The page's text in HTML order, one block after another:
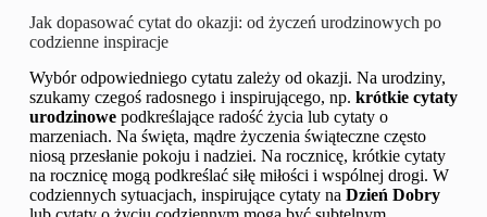
Jak dopasować cytat do okazji: od życzeń urodzinowych po
codzienne inspiracje
Wybór odpowiedniego cytatu zależy od okazji. Na urodziny,
szukamy czegoś radosnego i inspirującego, np. krótkie cytaty
urodzinowepodkreślające radość życia lub cytaty o
marzeniach. Na święta, mądre życzenia świąteczne często
niosą przesłanie pokoju i nadziei. Na rocznicę, krótkie cytaty
na rocznicę mogą podkreślać siłę miłości i wspólnej drogi. W
codziennych sytuacjach, inspirujące cytaty na Dzień Dobry